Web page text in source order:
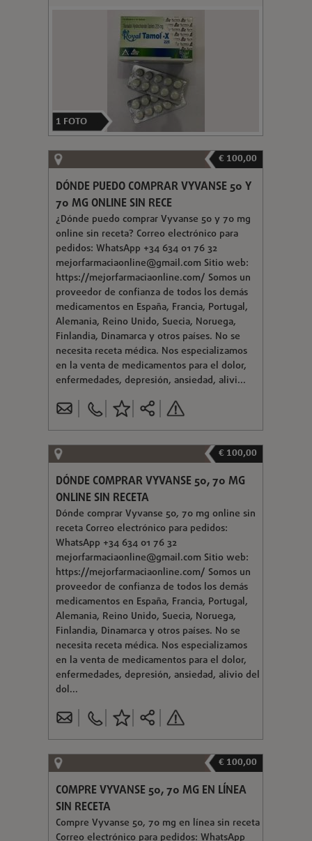
1 FOTO
€ 100,00
DÓNDE PUEDO COMPRAR VYVANSE 50 Y
70 MG ONLINE SIN RECE
¿Dónde puedo comprar Vyvanse 50 y 70 mg
online sin receta? Correo electrónico para
pedidos: WhatsApp +34 634 01 76 32
mejorfarmaciaonline@gmail.com Sitio web:
https://mejorfarmaciaonline.com/ Somos un
proveedor de confianza de todos los demás
medicamentos en España, Francia, Portugal,
Alemania, Reino Unido, Suecia, Noruega,
Finlandia, Dinamarca y otros países. No se
necesita receta médica. Nos especializamos
en la venta de medicamentos para el dolor,
enfermedades, depresión, ansiedad, alivi...
€ 100,00
DÓNDE COMPRAR VYVANSE 50, 70 MG
ONLINE SIN RECETA
Dónde comprar Vyvanse 50, 70 mg online sin
receta Correo electrónico para pedidos:
WhatsApp +34 634 01 76 32
mejorfarmaciaonline@gmail.com Sitio web:
https://mejorfarmaciaonline.com/ Somos un
proveedor de confianza de todos los demás
medicamentos en España, Francia, Portugal,
Alemania, Reino Unido, Suecia, Noruega,
Finlandia, Dinamarca y otros países. No se
necesita receta médica. Nos especializamos
en la venta de medicamentos para el dolor,
enfermedades, depresión, ansiedad, alivio del
dol...
€ 100,00
COMPRE VYVANSE 50, 70 MG EN LÍNEA
SIN RECETA
Compre Vyvanse 50, 70 mg en línea sin receta
Correo electrónico para pedidos: WhatsApp